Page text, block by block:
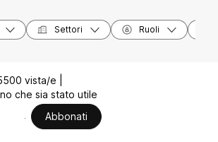
Settori Ruoli
vista/e |
che sia stato utile
Abbonati